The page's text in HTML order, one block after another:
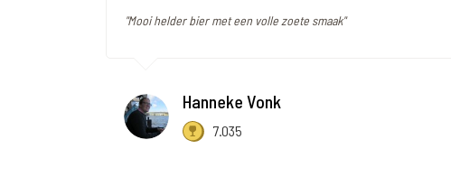
"Mooi helder bier met een volle zoete smaak"
Hanneke Vonk
7.035